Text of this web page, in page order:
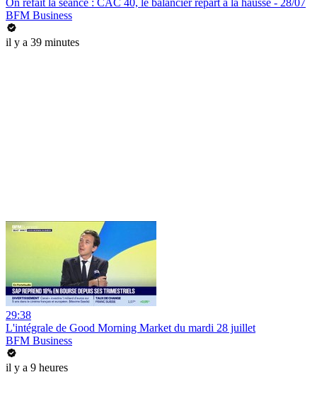
On refait la séance : CAC 40, le balancier repart à la hausse - 28/07
BFM Business
il y a 39 minutes
29:38
L'intégrale de Good Morning Market du mardi 28 juillet
BFM Business
il y a 9 heures